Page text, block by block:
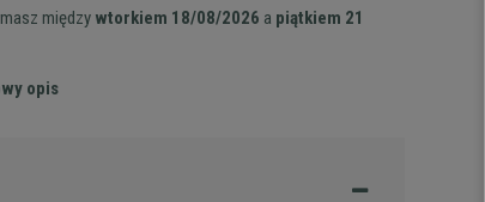
między wtorkiem 18/08/2026 a piątkiem 21
opis